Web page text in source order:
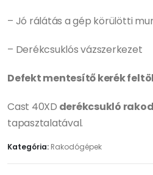
– Jó rálátás a gép körülötti
– Derékcsuklós vázszerkezet
Defekt mentesítő kerék
Cast 40XD derékcsukló
tapasztalatával.
Kategória: Rakodógépek